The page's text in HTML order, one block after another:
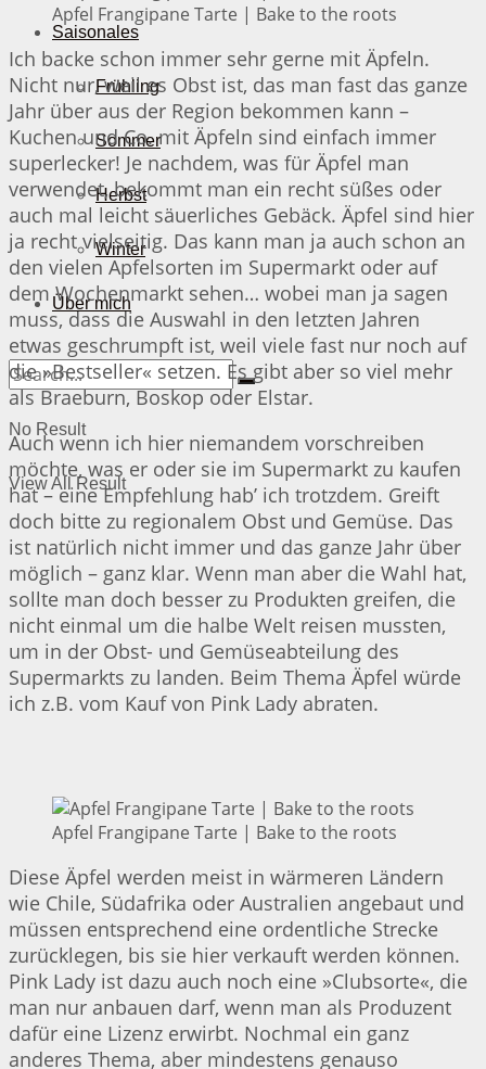
Saisonales
Frühling
Sommer
Herbst
Winter
Über mich
No Result
View All Result
Apfel Frangipane Tarte | Bake to the roots
Ich backe schon immer sehr gerne mit Äpfeln.
Nicht nur, weil es Obst ist, das man fast das ganze
Jahr über aus der Region bekommen kann –
Kuchen und Co. mit Äpfeln sind einfach immer
superlecker! Je nachdem, was für Äpfel man
verwendet, bekommt man ein recht süßes oder
auch mal leicht säuerliches Gebäck. Äpfel sind hier
ja recht vielseitig. Das kann man ja auch schon an
den vielen Apfelsorten im Supermarkt oder auf
dem Wochenmarkt sehen… wobei man ja sagen
muss, dass die Auswahl in den letzten Jahren
etwas geschrumpft ist, weil viele fast nur noch auf
die »Bestseller« setzen. Es gibt aber so viel mehr
als Braeburn, Boskop oder Elstar.
Auch wenn ich hier niemandem vorschreiben
möchte, was er oder sie im Supermarkt zu kaufen
hat – eine Empfehlung hab’ ich trotzdem. Greift
doch bitte zu regionalem Obst und Gemüse. Das
ist natürlich nicht immer und das ganze Jahr über
möglich – ganz klar. Wenn man aber die Wahl hat,
sollte man doch besser zu Produkten greifen, die
nicht einmal um die halbe Welt reisen mussten,
um in der Obst- und Gemüseabteilung des
Supermarkts zu landen. Beim Thema Äpfel würde
ich z.B. vom Kauf von Pink Lady abraten.
Apfel Frangipane Tarte | Bake to the roots
Diese Äpfel werden meist in wärmeren Ländern
wie Chile, Südafrika oder Australien angebaut und
müssen entsprechend eine ordentliche Strecke
zurücklegen, bis sie hier verkauft werden können.
Pink Lady ist dazu auch noch eine »Clubsorte«, die
man nur anbauen darf, wenn man als Produzent
dafür eine Lizenz erwirbt. Nochmal ein ganz
anderes Thema, aber mindestens genauso